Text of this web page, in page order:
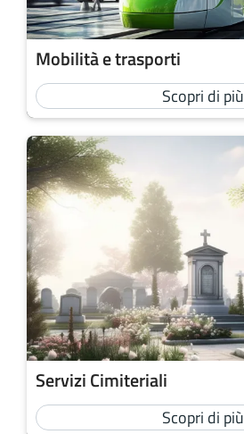
Mobilità e trasporti
Scopri di più
Servizi Cimiteriali
Scopri di più